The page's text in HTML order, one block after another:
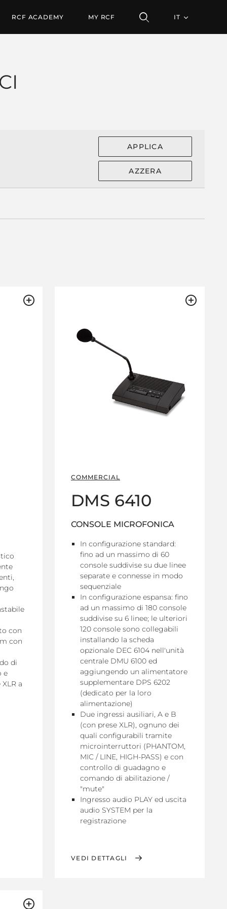
RCF ACADEMY MY RCF IT
APPLICA
AZZERA
con
con
di
e
a
COMMERCIAL
DMS 6410
CONSOLE MICROFONICA
In configurazione standard:
fino ad un massimo di 60
console suddivise su due linee
separate e connesse in modo
sequenziale
In configurazione espansa: fino
ad un massimo di 180 console
suddivise su 6 linee; le ulteriori
120 console sono collegabili
installando la scheda
opzionale DEC 6104 nell'unità
centrale DMU 6100 ed
aggiungendo un alimentatore
supplementare DPS 6202
(dedicato per la loro
alimentazione)
Due ingressi ausiliari, A e B
(con prese XLR), ognuno dei
quali configurabili tramite
microinterruttori (PHANTOM,
MIC / LINE, HIGH-PASS) e con
controllo di guadagno e
comando di abilitazione /
"mute"
Ingresso audio PLAY ed uscita
audio SYSTEM per la
registrazione
VEDI DETTAGLI